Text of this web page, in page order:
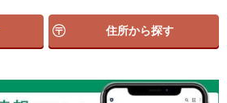
住所から探す